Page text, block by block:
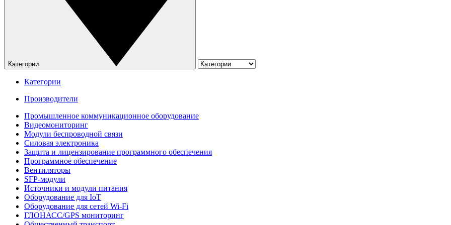
Категории
Категории
Производители
Промышленное коммуникационное оборудование
Видеомониторинг
Модули беспроводной связи
Силовая электроника
Защита и лицензирование программного обеспечения
Программное обеспечение
Вентиляторы
SFP-модули
Источники и модули питания
Оборудование для IoT
Оборудование для сетей Wi-Fi
ГЛОНАСС/GPS мониторинг